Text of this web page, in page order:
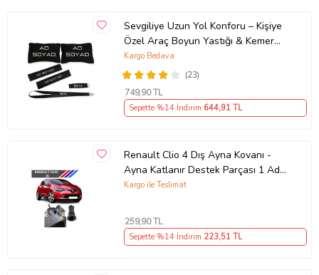
Sevgiliye Uzun Yol Konforu – Kişiye
Özel Araç Boyun Yastığı & Kemer
Pedi Hediye Seti
(23)
Kargo Bedava
749,90 TL
Sepette %14 İndirim 644,91 TL
Renault Clio 4 Dış Ayna Kovanı -
Ayna Katlanır Destek Parçası 1 Adet
490307706 M3625
Kargo ile Teslimat
259,90 TL
Sepette %14 İndirim 223,51 TL